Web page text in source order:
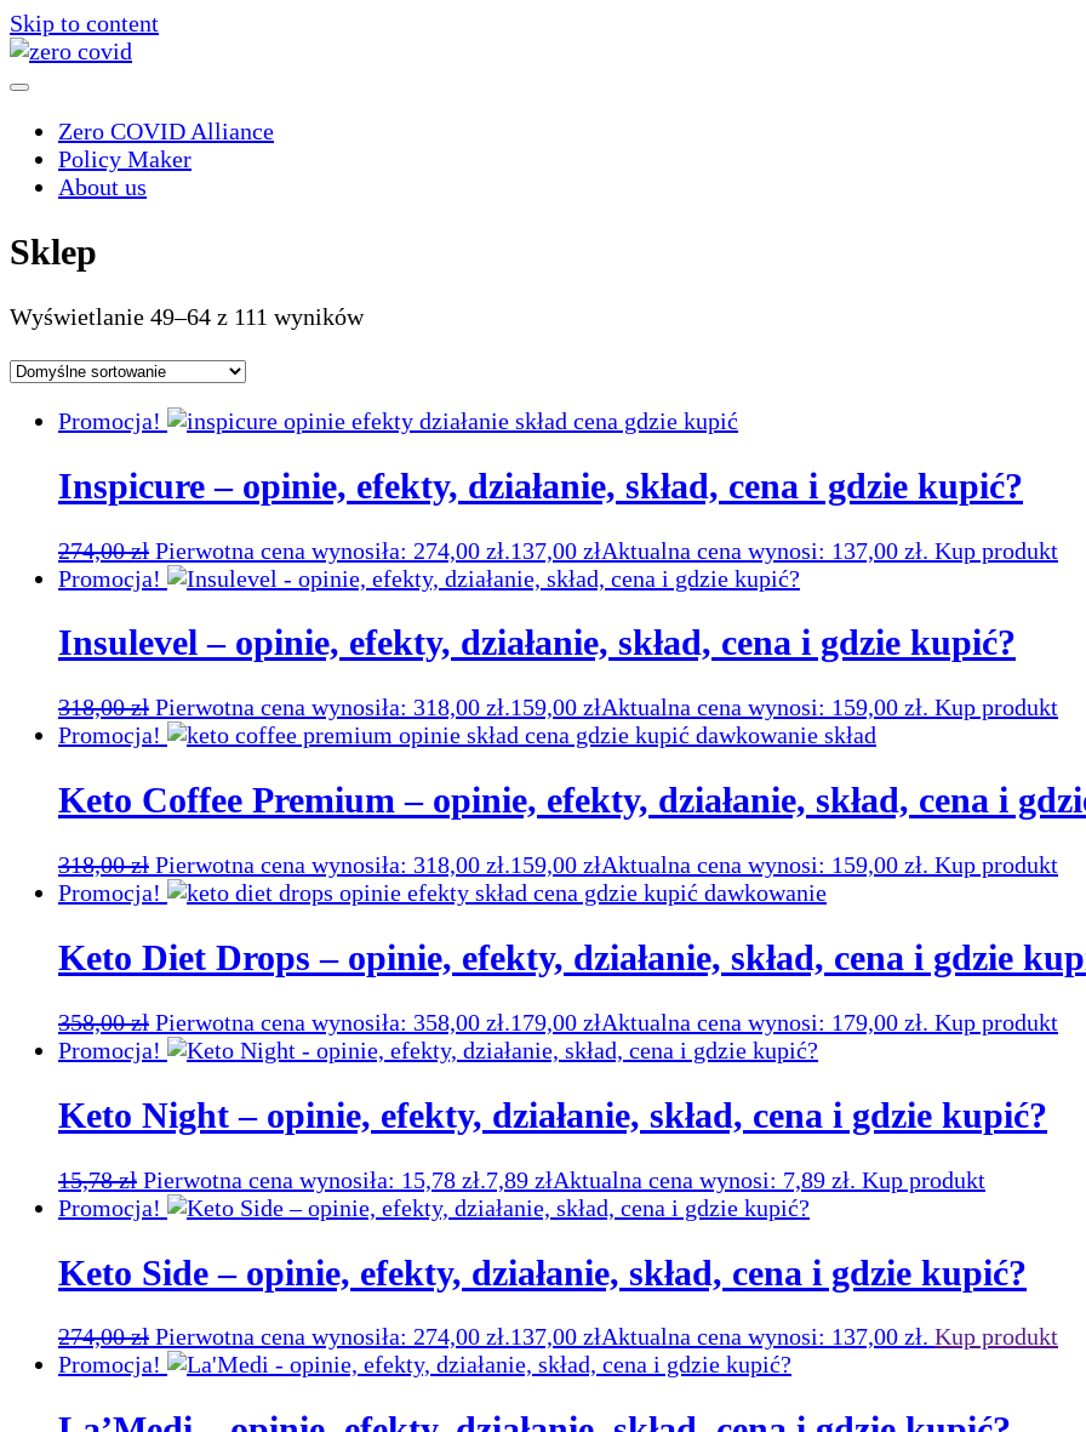
Skip to content
Zero COVID Alliance
Policy Maker
About us
Sklep
Wyświetlanie 49–64 z 111 wyników
Promocja!
Inspicure – opinie, efekty, działanie, skład, cena i gdzie kupić?
274,00zł Pierwotna cena wynosiła: 274,00 zł.137,00 złAktualna cena wynosi: 137,00 zł. Kup produkt
Promocja!
Insulevel – opinie, efekty, działanie, skład, cena i gdzie kupić?
318,00zł Pierwotna cena wynosiła: 318,00 zł.159,00 złAktualna cena wynosi: 159,00 zł. Kup produkt
Promocja!
Keto Coffee Premium – opinie, efekty, działanie, skład, cena i
318,00zł Pierwotna cena wynosiła: 318,00 zł.159,00 złAktualna cena wynosi: 159,00 zł. Kup produkt
Promocja!
Keto Diet Drops – opinie, efekty, działanie, skład, cena i gdzie
358,00zł Pierwotna cena wynosiła: 358,00 zł.179,00 złAktualna cena wynosi: 179,00 zł. Kup produkt
Promocja!
Keto Night – opinie, efekty, działanie, skład, cena i gdzie kupić?
15,78zł Pierwotna cena wynosiła: 15,78 zł.7,89 złAktualna cena wynosi: 7,89 zł. Kup produkt
Promocja!
Keto Side – opinie, efekty, działanie, skład, cena i gdzie kupić?
274,00zł Pierwotna cena wynosiła: 274,00 zł.137,00 złAktualna cena wynosi: 137,00 zł. Kup produkt
Promocja!